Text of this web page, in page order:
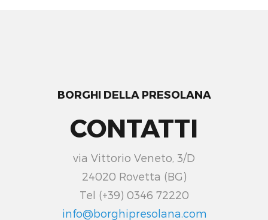
BORGHI DELLA PRESOLANA
CONTATTI
via Vittorio Veneto, 3/D
24020 Rovetta (BG)
Tel (+39) 0346 72220
info@borghipresolana.com